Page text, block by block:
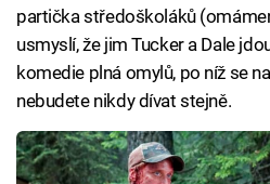
partička středoškoláků
usmyslí, že jim Tucker a Dale
komedie plná omylů, po níž se
nebudete nikdy dívat stejně.